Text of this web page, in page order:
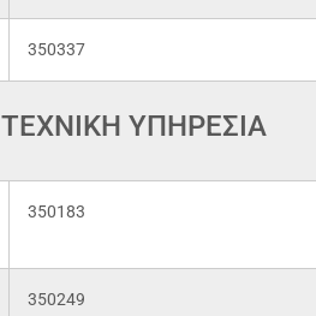
350337
ΤΕΧΝΙΚΗ ΥΠΗΡΕΣΙΑ
350183
350249